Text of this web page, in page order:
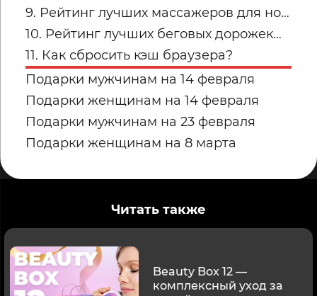
для дома: топ-модели Yamaguchi
9. Рейтинг лучших массажеров для ног
Yamaguchi: какую модель купить для
дома в 2026 году?
10. Рейтинг лучших беговых дорожек
для дома от Yamaguchi: какую модель
выбрать?
11. Как сбросить кэш браузера?
Подарки мужчинам на 14 февраля
Подарки женщинам на 14 февраля
Подарки мужчинам на 23 февраля
Подарки женщинам на 8 марта
Читать также
Beauty Box 12 —
комплексный уход за